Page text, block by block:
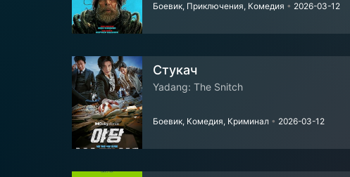
Боевик, Приключения, Комедия • 2026-03-12
Стукач
Yadang: The Snitch
Боевик, Комедия, Криминал • 2026-03-12